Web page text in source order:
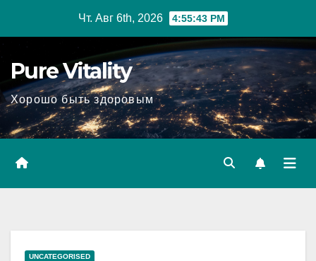
Чт. Авг 6th, 2026 4:55:44 PM
Pure Vitality
Хорошо быть здоровым
UNCATEGORISED